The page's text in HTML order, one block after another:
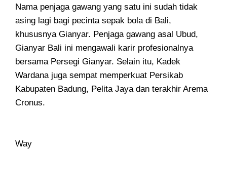
Nama penjaga gawang yang satu ini sudah tidak
asing lagi bagi pecinta sepak bola di Bali,
khususnya Gianyar. Penjaga gawang asal Ubud,
Gianyar Bali ini mengawali karir profesionalnya
bersama Persegi Gianyar. Selain itu, Kadek
Wardana juga sempat memperkuat Persikab
Kabupaten Badung, Pelita Jaya dan terakhir Arema
Cronus.
Way